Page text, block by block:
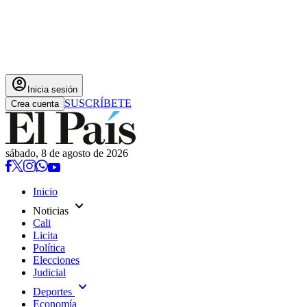
account_circle Inicia sesión
Crea cuenta SUSCRÍBETE
sábado, 8 de agosto de 2026
Inicio
Noticias expand_more
Cali
Licita
Política
Elecciones
Judicial
Deportes expand_more
Economía